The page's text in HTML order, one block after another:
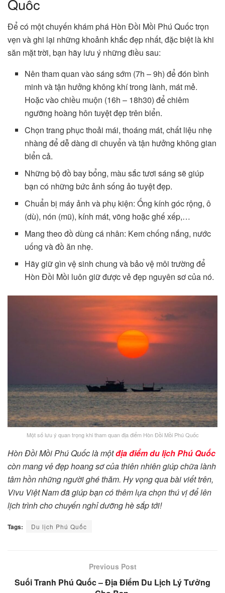
Quốc
Để có một chuyến khám phá Hòn Đồi Mồi Phú Quốc trọn
vẹn và ghi lại những khoảnh khắc đẹp nhất, đặc biệt là khi
săn mặt trời, bạn hãy lưu ý những điều sau:
Nên tham quan vào sáng sớm (7h – 9h) để đón bình
minh và tận hưởng không khí trong lành, mát mẻ.
Hoặc vào chiều muộn (16h – 18h30) để chiêm
ngưỡng hoàng hôn tuyệt đẹp trên biển.
Chọn trang phục thoải mái, thoáng mát, chất liệu nhẹ
nhàng để dễ dàng di chuyển và tận hưởng không gian
biển cả.
Những bộ đồ bay bổng, màu sắc tươi sáng sẽ giúp
bạn có những bức ảnh sống ảo tuyệt đẹp.
Chuẩn bị máy ảnh và phụ kiện: Ống kính góc rộng, ô
(dù), nón (mũ), kính mát, võng hoặc ghế xếp,…
Mang theo đồ dùng cá nhân: Kem chống nắng, nước
uống và đồ ăn nhẹ.
Hãy giữ gìn vệ sinh chung và bảo vệ môi trường để
Hòn Đồi Mồi luôn giữ được vẻ đẹp nguyên sơ của nó.
Một số lưu ý quan trọng khi tham quan địa điểm Hòn Đồi Mồi Phú Quốc
Hòn Đồi Mồi Phú Quốc là mộtđịa điểm du lịch Phú Quốc
còn mang vẻ đẹp hoang sơ của thiên nhiên giúp chữa lành
tâm hồn những người ghé thăm. Hy vọng qua bài viết trên,
Vivu Việt Nam đã giúp bạn có thêm lựa chọn thú vị để lên
lịch trình cho chuyến nghỉ dưỡng hè sắp tới!
Tags: Du lịch Phú Quốc
Previous Post
Suối Tranh Phú Quốc – Địa Điểm Du Lịch Lý Tưởng